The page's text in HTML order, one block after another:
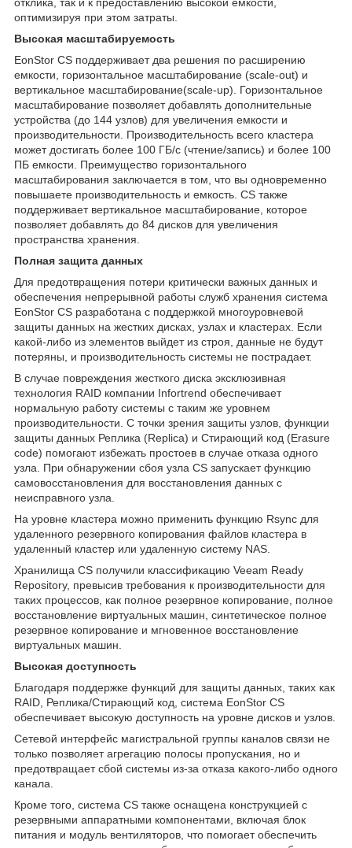
оптимизируя при этом затраты.
Высокая масштабируемость
EonStor CS поддерживает два решения по расширению
емкости, горизонтальное масштабирование (scale-out) и
вертикальное масштабирование(scale-up). Горизонтальное
масштабирование позволяет добавлять дополнительные
устройства (до 144 узлов) для увеличения емкости и
производительности. Производительность всего кластера
может достигать более 100 ГБ/с (чтение/запись) и более 100
ПБ емкости. Преимущество горизонтального
масштабирования заключается в том, что вы одновременно
повышаете производительность и емкость. CS также
поддерживает вертикальное масштабирование, которое
позволяет добавлять до 84 дисков для увеличения
пространства хранения.
Полная защита данных
Для предотвращения потери критически важных данных и
обеспечения непрерывной работы служб хранения система
EonStor CS разработана с поддержкой многоуровневой
защиты данных на жестких дисках, узлах и кластерах. Если
какой-либо из элементов выйдет из строя, данные не будут
потеряны, и производительность системы не пострадает.
В случае повреждения жесткого диска эксклюзивная
технология RAID компании Infortrend обеспечивает
нормальную работу системы с таким же уровнем
производительности. С точки зрения защиты узлов, функции
защиты данных Реплика (Replica) и Стирающий код (Erasure
code) помогают избежать простоев в случае отказа одного
узла. При обнаружении сбоя узла CS запускает функцию
самовосстановления для восстановления данных с
неисправного узла.
На уровне кластера можно применить функцию Rsync для
удаленного резервного копирования файлов кластера в
удаленный кластер или удаленную систему NAS.
Хранилища CS получили классификацию Veeam Ready
Repository, превысив требования к производительности для
таких процессов, как полное резервное копирование, полное
восстановление виртуальных машин, синтетическое полное
резервное копирование и мгновенное восстановление
виртуальных машин.
Высокая доступность
Благодаря поддержке функций для защиты данных, таких как
RAID, Реплика/Стирающий код, система EonStor CS
обеспечивает высокую доступность на уровне дисков и узлов.
Сетевой интерфейс магистральной группы каналов связи не
только позволяет агрегацию полосы пропускания, но и
предотвращает сбой системы из-за отказа какого-либо одного
канала.
Кроме того, система CS также оснащена конструкцией с
резервными аппаратными компонентами, включая блок
питания и модуль вентиляторов, что помогает обеспечить